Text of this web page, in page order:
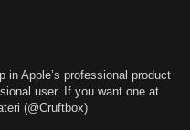
in Apple’s professional product
user. If you want one at
(@Cruftbox)